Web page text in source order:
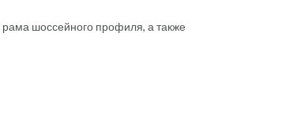
шоссейного профиля, а также